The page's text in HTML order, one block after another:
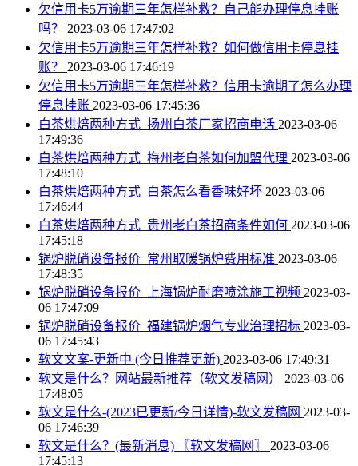
欠信用卡5万逾期三年怎样补救？自己能办理停息挂账
吗？ 2023-03-06 17:47:02
欠信用卡5万逾期三年怎样补救？如何做信用卡停息挂
账？ 2023-03-06 17:46:19
欠信用卡5万逾期三年怎样补救？信用卡逾期了怎么办理
停息挂账 2023-03-06 17:45:36
白茶烘焙两种方式_扬州白茶厂家招商电话 2023-03-06
17:49:36
白茶烘焙两种方式_梅州老白茶如何加盟代理 2023-03-06
17:48:10
白茶烘焙两种方式_白茶怎么看香味好坏 2023-03-06
17:46:44
白茶烘焙两种方式_贵州老白茶招商条件如何 2023-03-06
17:45:18
锅炉脱硝设备报价_常州取暖锅炉费用标准 2023-03-06
17:48:35
锅炉脱硝设备报价_上海锅炉耐磨喷涂施工视频 2023-03-
06 17:47:09
锅炉脱硝设备报价_福建锅炉烟气专业治理招标 2023-03-
06 17:45:43
软文文案-更新中 (今日推荐更新) 2023-03-06 17:49:31
软文是什么？网站最新推荐（软文发稿网） 2023-03-06
17:48:05
软文是什么-(2023已更新/今日详情)-软文发稿网 2023-03-
06 17:46:39
软文是什么？(最新消息) 〖软文发稿网〗 2023-03-06
17:45:13